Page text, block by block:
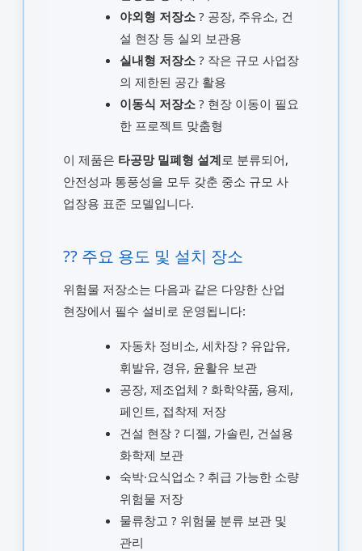
야외형 저장소? 공장, 주유소, 건
설 현장 등 실외 보관용
실내형 저장소? 작은 규모 사업장
의 제한된 공간 활용
이동식 저장소? 현장 이동이 필요
한 프로젝트 맞춤형
이 제품은 타공망 밀폐형 설계로 분류되어,
안전성과 통풍성을 모두 갖춘 중소 규모 사
업장용 표준 모델입니다.
?? 주요 용도 및 설치 장소
위험물 저장소는 다음과 같은 다양한 산업
현장에서 필수 설비로 운영됩니다:
자동차 정비소, 세차장 ? 유압유,
휘발유, 경유, 윤활유 보관
공장, 제조업체 ? 화학약품, 용제,
페인트, 접착제 저장
건설 현장 ? 디젤, 가솔린, 건설용
화학제 보관
숙박·요식업소 ? 취급 가능한 소량
위험물 저장
물류창고 ? 위험물 분류 보관 및
관리